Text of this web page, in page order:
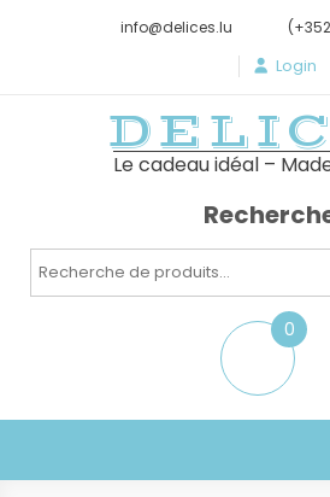
info@delices.lu
Login
Le cadeau idéal –
Recherche
0
item